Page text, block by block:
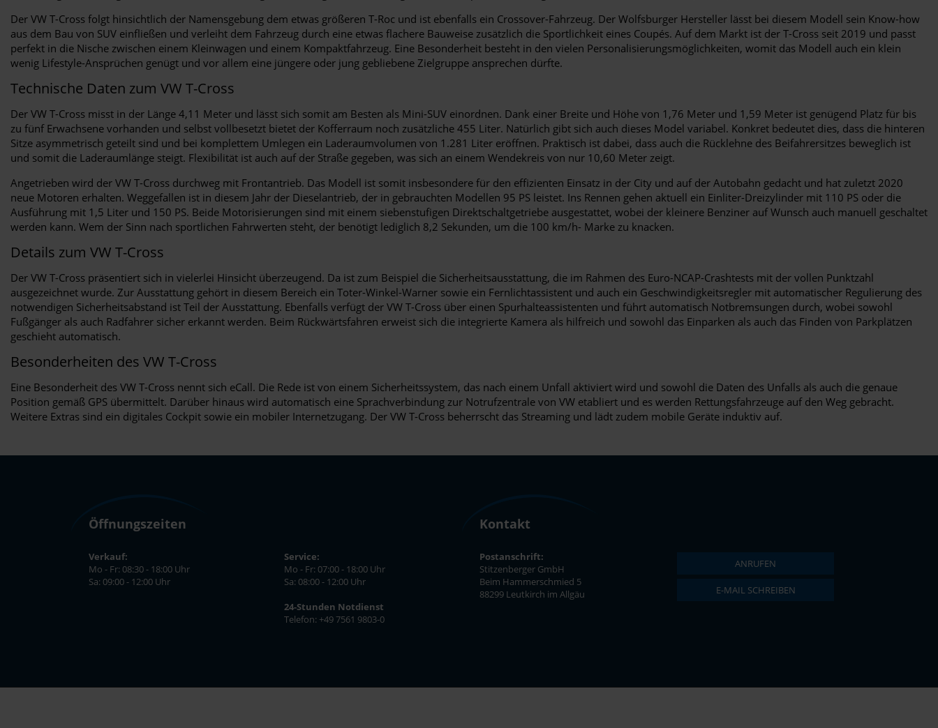
Der VW T-Cross folgt hinsichtlich der Namensgebung dem etwas größeren T-Roc und ist ebenfalls ein Crossover-Fahrzeug. Der Wolfsburger Hersteller lässt bei diesem Modell sein Know-how
aus dem Bau von SUV einfließen und verleiht dem Fahrzeug durch eine etwas flachere Bauweise zusätzlich die Sportlichkeit eines Coupés. Auf dem Markt ist der T-Cross seit 2019 und passt
perfekt in die Nische zwischen einem Kleinwagen und einem Kompaktfahrzeug. Eine Besonderheit besteht in den vielen Personalisierungsmöglichkeiten, womit das Modell auch ein klein
wenig Lifestyle-Ansprüchen genügt und vor allem eine jüngere oder jung gebliebene Zielgruppe ansprechen dürfte.
Technische Daten zum VW T-Cross
Der VW T-Cross misst in der Länge 4,11 Meter und lässt sich somit am Besten als Mini-SUV einordnen. Dank einer Breite und Höhe von 1,76 Meter und 1,59 Meter ist genügend Platz für bis
zu fünf Erwachsene vorhanden und selbst vollbesetzt bietet der Kofferraum noch zusätzliche 455 Liter. Natürlich gibt sich auch dieses Model variabel. Konkret bedeutet dies, dass die hinteren
Sitze asymmetrisch geteilt sind und bei komplettem Umlegen ein Laderaumvolumen von 1.281 Liter eröffnen. Praktisch ist dabei, dass auch die Rücklehne des Beifahrersitzes beweglich ist
und somit die Laderaumlänge steigt. Flexibilität ist auch auf der Straße gegeben, was sich an einem Wendekreis von nur 10,60 Meter zeigt.
Angetrieben wird der VW T-Cross durchweg mit Frontantrieb. Das Modell ist somit insbesondere für den effizienten Einsatz in der City und auf der Autobahn gedacht und hat zuletzt 2020
neue Motoren erhalten. Weggefallen ist in diesem Jahr der Dieselantrieb, der in gebrauchten Modellen 95 PS leistet. Ins Rennen gehen aktuell ein Einliter-Dreizylinder mit 110 PS oder die
Ausführung mit 1,5 Liter und 150 PS. Beide Motorisierungen sind mit einem siebenstufigen Direktschaltgetriebe ausgestattet, wobei der kleinere Benziner auf Wunsch auch manuell geschaltet
werden kann. Wem der Sinn nach sportlichen Fahrwerten steht, der benötigt lediglich 8,2 Sekunden, um die 100 km/h- Marke zu knacken.
Details zum VW T-Cross
Der VW T-Cross präsentiert sich in vielerlei Hinsicht überzeugend. Da ist zum Beispiel die Sicherheitsausstattung, die im Rahmen des Euro-NCAP-Crashtests mit der vollen Punktzahl
ausgezeichnet wurde. Zur Ausstattung gehört in diesem Bereich ein Toter-Winkel-Warner sowie ein Fernlichtassistent und auch ein Geschwindigkeitsregler mit automatischer Regulierung des
notwendigen Sicherheitsabstand ist Teil der Ausstattung. Ebenfalls verfügt der VW T-Cross über einen Spurhalteassistenten und führt automatisch Notbremsungen durch, wobei sowohl
Fußgänger als auch Radfahrer sicher erkannt werden. Beim Rückwärtsfahren erweist sich die integrierte Kamera als hilfreich und sowohl das Einparken als auch das Finden von Parkplätzen
geschieht automatisch.
Besonderheiten des VW T-Cross
Eine Besonderheit des VW T-Cross nennt sich eCall. Die Rede ist von einem Sicherheitssystem, das nach einem Unfall aktiviert wird und sowohl die Daten des Unfalls als auch die genaue
Position gemäß GPS übermittelt. Darüber hinaus wird automatisch eine Sprachverbindung zur Notrufzentrale von VW etabliert und es werden Rettungsfahrzeuge auf den Weg gebracht.
Weitere Extras sind ein digitales Cockpit sowie ein mobiler Internetzugang. Der VW T-Cross beherrscht das Streaming und lädt zudem mobile Geräte induktiv auf.
Öffnungszeiten
Verkauf:
Mo - Fr: 08:30 - 18:00 Uhr
Sa: 09:00 - 12:00 Uhr
Service:
Mo - Fr: 07:00 - 18:00 Uhr
Sa: 08:00 - 12:00 Uhr
24-Stunden Notdienst
Telefon: +49 7561 9803-0
Kontakt
Postanschrift:
Stitzenberger GmbH
Beim Hammerschmied 5
88299 Leutkirch im Allgäu
ANRUFEN
E-MAIL SCHREIBEN